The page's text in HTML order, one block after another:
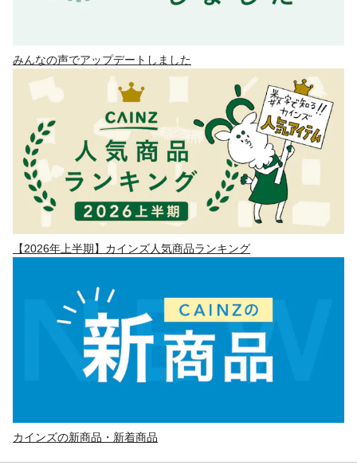
みんなの声でアップデートしました
【2026年上半期】カインズ人気商品ランキング
カインズの新商品・新着商品